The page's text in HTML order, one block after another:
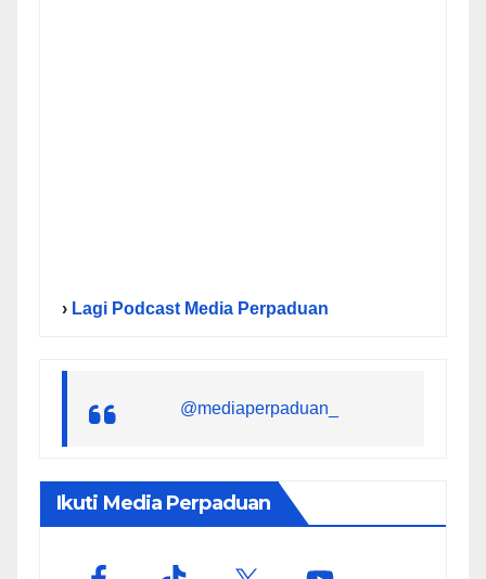
› Lagi Podcast Media Perpaduan
@mediaperpaduan_
Ikuti Media Perpaduan